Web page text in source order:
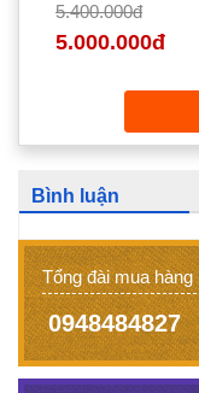
5.400.000đ
5.000.000đ
Bình luận
Tổng đài mua hàng
0948484827